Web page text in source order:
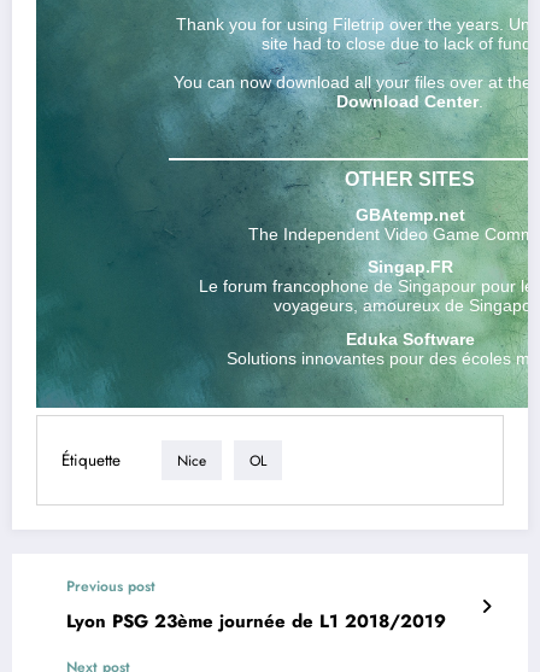
Étiquette Nice OL
Previous post
Lyon PSG 23ème journée de L1 2018/2019
Next post